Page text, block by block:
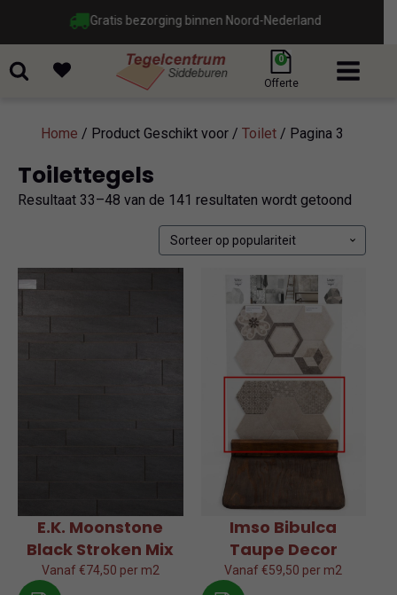
Gratis bezorging binnen Noord-Nederland
0
Offerte
Home / Product Geschikt voor / Toilet/ Pagina 3
Toilettegels
Resultaat 33–48 van de 141 resultaten wordt getoond
op
E.K. Moonstone
Black Stroken Mix
Vanaf €74,50 per m2
Imso Bibulca
Taupe Decor
Vanaf €59,50 per m2